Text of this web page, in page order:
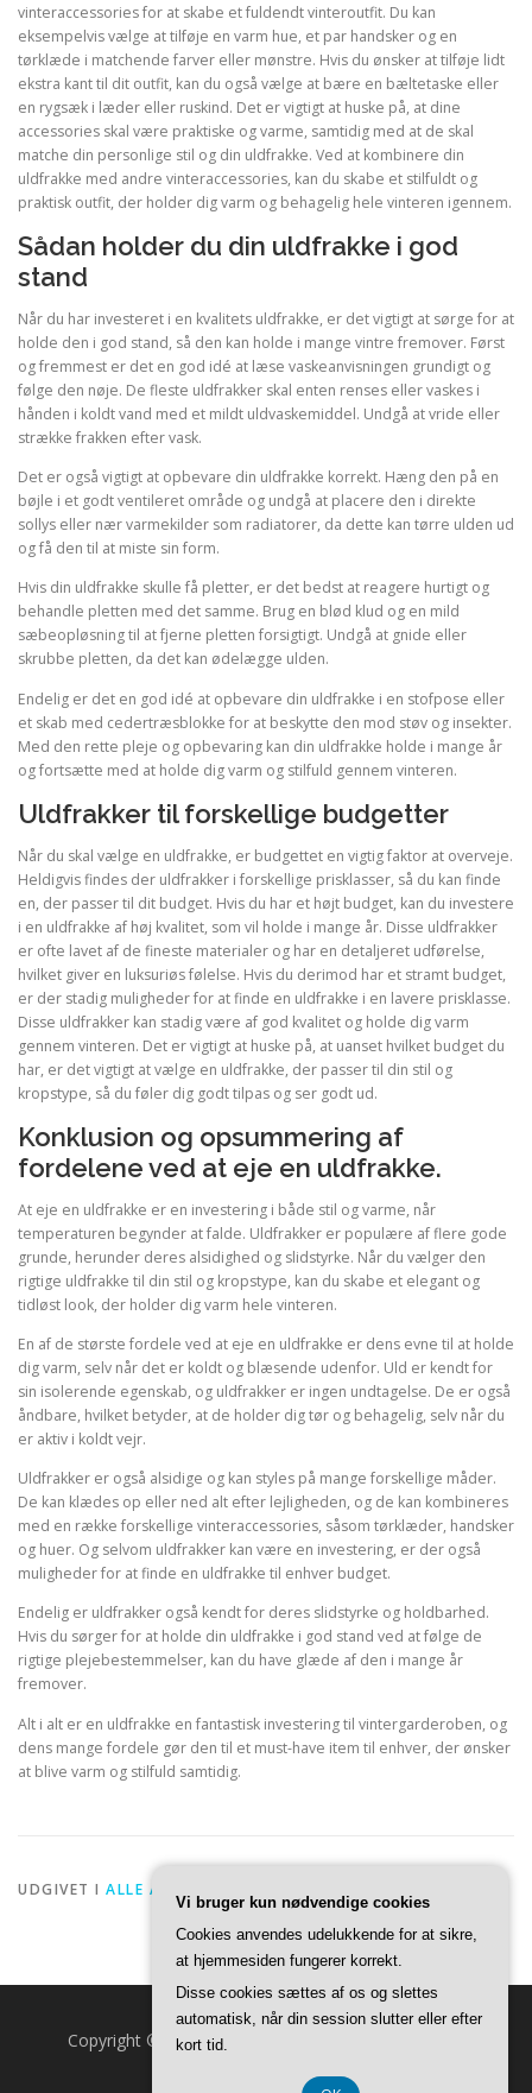
vinteraccessories for at skabe et fuldendt vinteroutfit. Du kan
eksempelvis vælge at tilføje en varm hue, et par handsker og en
tørklæde i matchende farver eller mønstre. Hvis du ønsker at tilføje lidt
ekstra kant til dit outfit, kan du også vælge at bære en bæltetaske eller
en rygsæk i læder eller ruskind. Det er vigtigt at huske på, at dine
accessories skal være praktiske og varme, samtidig med at de skal
matche din personlige stil og din uldfrakke. Ved at kombinere din
uldfrakke med andre vinteraccessories, kan du skabe et stilfuldt og
praktisk outfit, der holder dig varm og behagelig hele vinteren igennem.
Sådan holder du din uldfrakke i god
stand
Når du har investeret i en kvalitets uldfrakke, er det vigtigt at sørge for at
holde den i god stand, så den kan holde i mange vintre fremover. Først
og fremmest er det en god idé at læse vaskeanvisningen grundigt og
følge den nøje. De fleste uldfrakker skal enten renses eller vaskes i
hånden i koldt vand med et mildt uldvaskemiddel. Undgå at vride eller
strække frakken efter vask.
Det er også vigtigt at opbevare din uldfrakke korrekt. Hæng den på en
bøjle i et godt ventileret område og undgå at placere den i direkte
sollys eller nær varmekilder som radiatorer, da dette kan tørre ulden ud
og få den til at miste sin form.
Hvis din uldfrakke skulle få pletter, er det bedst at reagere hurtigt og
behandle pletten med det samme. Brug en blød klud og en mild
sæbeopløsning til at fjerne pletten forsigtigt. Undgå at gnide eller
skrubbe pletten, da det kan ødelægge ulden.
Endelig er det en god idé at opbevare din uldfrakke i en stofpose eller
et skab med cedertræsblokke for at beskytte den mod støv og insekter.
Med den rette pleje og opbevaring kan din uldfrakke holde i mange år
og fortsætte med at holde dig varm og stilfuld gennem vinteren.
Uldfrakker til forskellige budgetter
Når du skal vælge en uldfrakke, er budgettet en vigtig faktor at overveje.
Heldigvis findes der uldfrakker i forskellige prisklasser, så du kan finde
en, der passer til dit budget. Hvis du har et højt budget, kan du investere
i en uldfrakke af høj kvalitet, som vil holde i mange år. Disse uldfrakker
er ofte lavet af de fineste materialer og har en detaljeret udførelse,
hvilket giver en luksuriøs følelse. Hvis du derimod har et stramt budget,
er der stadig muligheder for at finde en uldfrakke i en lavere prisklasse.
Disse uldfrakker kan stadig være af god kvalitet og holde dig varm
gennem vinteren. Det er vigtigt at huske på, at uanset hvilket budget du
har, er det vigtigt at vælge en uldfrakke, der passer til din stil og
kropstype, så du føler dig godt tilpas og ser godt ud.
Konklusion og opsummering af
fordelene ved at eje en uldfrakke.
At eje en uldfrakke er en investering i både stil og varme, når
temperaturen begynder at falde. Uldfrakker er populære af flere gode
grunde, herunder deres alsidighed og slidstyrke. Når du vælger den
rigtige uldfrakke til din stil og kropstype, kan du skabe et elegant og
tidløst look, der holder dig varm hele vinteren.
En af de største fordele ved at eje en uldfrakke er dens evne til at holde
dig varm, selv når det er koldt og blæsende udenfor. Uld er kendt for
sin isolerende egenskab, og uldfrakker er ingen undtagelse. De er også
åndbare, hvilket betyder, at de holder dig tør og behagelig, selv når du
er aktiv i koldt vejr.
Uldfrakker er også alsidige og kan styles på mange forskellige måder.
De kan klædes op eller ned alt efter lejligheden, og de kan kombineres
med en række forskellige vinteraccessories, såsom tørklæder, handsker
og huer. Og selvom uldfrakker kan være en investering, er der også
muligheder for at finde en uldfrakke til enhver budget.
Endelig er uldfrakker også kendt for deres slidstyrke og holdbarhed.
Hvis du sørger for at holde din uldfrakke i god stand ved at følge de
rigtige plejebestemmelser, kan du have glæde af den i mange år
fremover.
Alt i alt er en uldfrakke en fantastisk investering til vintergarderoben, og
dens mange fordele gør den til et must-have item til enhver, der ønsker
at blive varm og stilfuld samtidig.
UDGIVET I ALLE ARTIKLER
Copyright © 2026 Fuldmåne.dk
Vi bruger kun nødvendige cookies
Cookies anvendes udelukkende for at sikre,
at hjemmesiden fungerer korrekt.
Disse cookies sættes af os og slettes
automatisk, når din session slutter eller efter
kort tid.